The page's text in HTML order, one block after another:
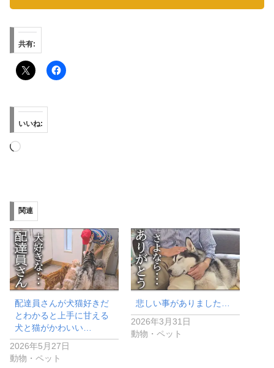
共有:
いいね:
読
み
中…
関連
配達員さんが犬猫好きだ
とわかると上手に甘える
犬と猫がかわいい…
2026年5月27日
動物・ペット
悲しい事がありました…
2026年3月31日
動物・ペット